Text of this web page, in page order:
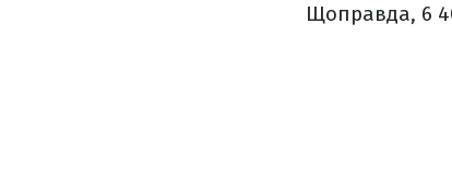
Щоправда, 6